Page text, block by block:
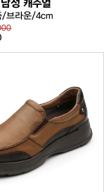
성 캐주얼
/브라운/4cm